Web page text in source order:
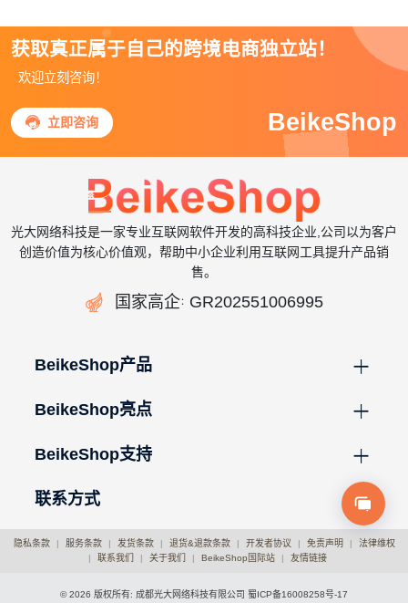
获取真正属于自己的跨境电商独立站！
欢迎立刻咨询！
 立即咨询 BeikeShop
光大网络科技是一家专业互联网软件开发的高科技企业,公司以为客户
创造价值为核心价值观，帮助中小企业利用互联网工具提升产品销
售。
 国家高企： GR202551006995
BeikeShop产品
BeikeShop亮点
BeikeShop支持
联系方式
隐私条款 | 服务条款 | 发货条款 | 退货&退款条款 | 开发者协议 | 免责声明 |
法律维权
|
联系我们 | 关于我们 | BeikeShop国际站 | 友情链接
© 2026 版权所有: 成都光大网络科技有限公司 蜀ICP备16008258号-17